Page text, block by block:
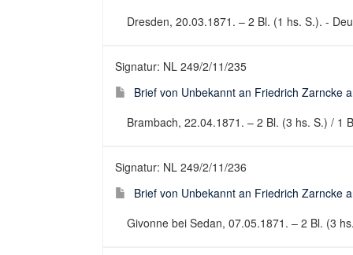
Dresden, 20.03.1871. – 2 Bl. (1 hs. S.). -
Signatur: NL 249/2/11/235
Brief von Unbekannt an Friedrich Zarncke
Brambach, 22.04.1871. – 2 Bl. (3 hs. S.) / 1
Signatur: NL 249/2/11/236
Brief von Unbekannt an Friedrich Zarncke
Givonne bei Sedan, 07.05.1871. – 2 Bl. (3